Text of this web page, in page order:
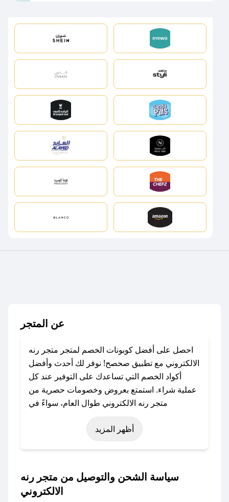
عن المتجر
احصل على أفضل كوبونات الخصم لمتجر متجر رنه
الالكتروني مع تطبيق صحصح! نوفر لك أحدث وأفضل
أكواد الخصم التي تساعدك على التوفير عند كل
عملية شراء. استمتع بعروض وخصومات حصرية من
متجر رنه الالكتروني طوال العام، سواءً في
المناسبات مثل عيد الفطر، عيد الأضحى، الجمعة
البيضاء (شهر نوفمبر)، رمضان، اليوم الوطني، يوم
التأسيس، أو حتى عروض خاصة أخرى.
الالكتروني؟
باستخدام تطبيق صحصح، يمكنك العثور بسهولة على
أظهر المزيد
سياسة الشحن والتوصيل من متجر رنه
الالكتروني